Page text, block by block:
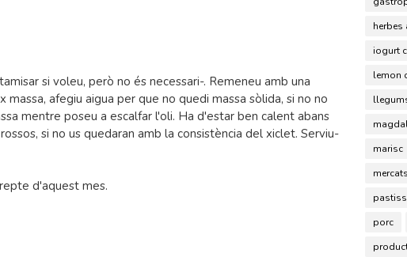
si voleu, però no és necessari-. Remeneu amb una
afegiu aigua per que no quedi massa sòlida, si no no
mentre poseu a escalfar l'oli. Ha d'estar ben calent abans
si no us quedaran amb la consistència del xiclet. Serviu-
d'aquest mes.
herbes
iogurt
lemon
marisc
mercats
porc